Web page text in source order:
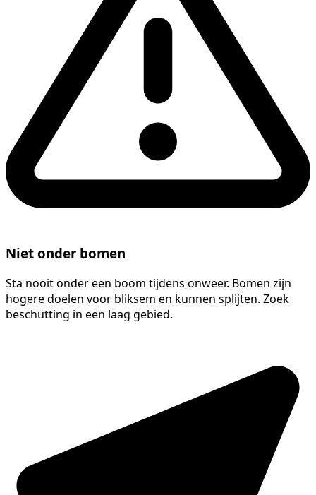
Niet onder bomen
Sta nooit onder een boom tijdens onweer. Bomen zijn
hogere doelen voor bliksem en kunnen splijten. Zoek
beschutting in een laag gebied.